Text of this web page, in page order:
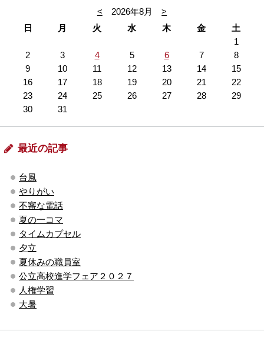
< 2026年8月
>
日
月 火 水 木 金
土
1
2
3 4 5 6 7
8
9
10 11 12 13 14
15
16
17 18 19 20 21
22
23
24 25 26 27 28
29
30
31
最近の記事
台風
やりがい
不審な電話
夏の一コマ
タイムカプセル
夕立
夏休みの職員室
公立高校進学フェア２０２７
人権学習
大暑